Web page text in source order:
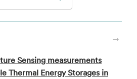
Sensing measurements
Thermal Energy Storages in